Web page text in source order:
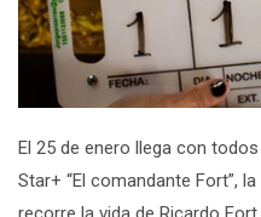
El 25 de enero llega con
Star+ “El comandante Fort”,